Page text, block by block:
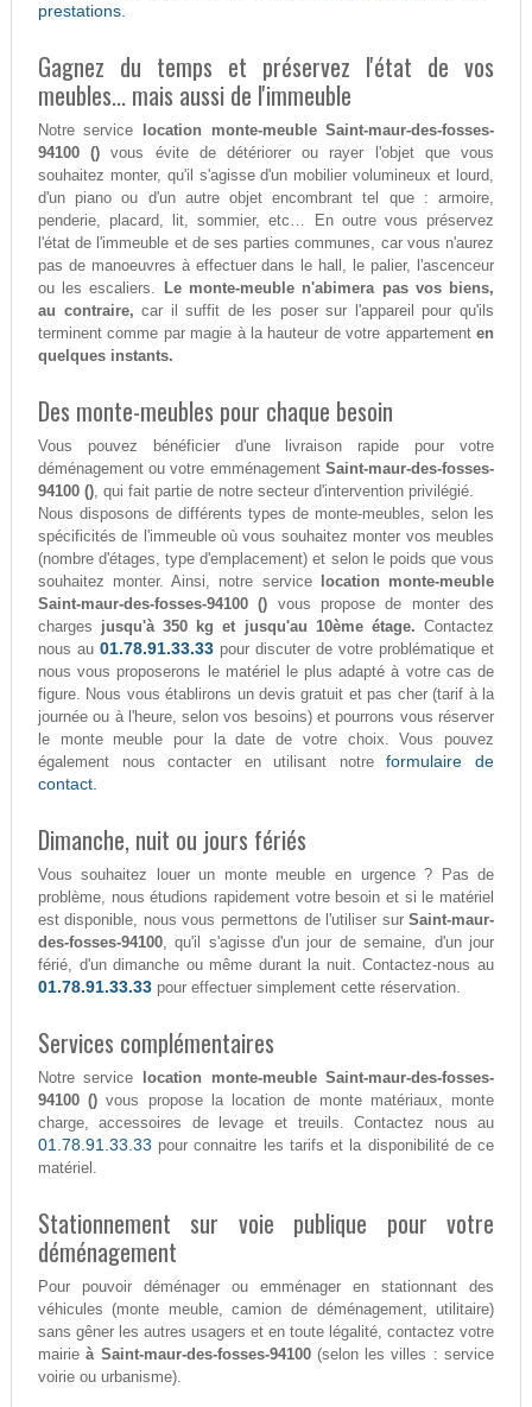
prestations.
Gagnez du temps et préservez l'état de vos
meubles... mais aussi de l'immeuble
Notre service
location monte-meuble Saint-maur-des-fosses-
94100 () vous évite de détériorer ou rayer l'objet que vous
souhaitez monter, qu'il s'agisse d'un mobilier volumineux et lourd,
d'un piano ou d'un autre objet encombrant tel que : armoire,
penderie, placard, lit, sommier, etc… En outre vous préservez
l'état de l'immeuble et de ses parties communes, car vous n'aurez
pas de manoeuvres à effectuer dans le hall, le palier, l'ascenceur
ou les escaliers.
Le monte-meuble n'abimera pas vos biens,
au contraire, car il suffit de les poser sur l'appareil pour qu'ils
terminent comme par magie à la hauteur de votre appartementen
quelques instants.
Des monte-meubles pour chaque besoin
Vous pouvez bénéficier d'une livraison rapide pour votre
déménagement ou votre emménagementSaint-maur-des-fosses-
94100 (), qui fait partie de notre secteur d'intervention privilégié.
Nous disposons de différents types de monte-meubles, selon les
spécificités de l'immeuble où vous souhaitez monter vos meubles
(nombre d'étages, type d'emplacement) et selon le poids que vous
souhaitez monter. Ainsi, notre service
location monte-meuble
Saint-maur-des-fosses-94100 () vous propose de monter des
charges jusqu'à 350 kg et jusqu'au 10ème étage. Contactez
nous au 01.78.91.33.33pour discuter de votre problématique et
nous vous proposerons le matériel le plus adapté à votre cas de
figure. Nous vous établirons un devis gratuit et pas cher (tarif à la
journée ou à l'heure, selon vos besoins) et pourrons vous réserver
le monte meuble pour la date de votre choix. Vous pouvez
également nous contacter en utilisant notreformulaire de
contact.
Dimanche, nuit ou jours fériés
Vous souhaitez louer un monte meuble en urgence ? Pas de
problème, nous étudions rapidement votre besoin et si le matériel
est disponible, nous vous permettons de l'utiliser surSaint-maur-
des-fosses-94100, qu'il s'agisse d'un jour de semaine, d'un jour
férié, d'un dimanche ou même durant la nuit. Contactez-nous au
01.78.91.33.33 pour effectuer simplement cette réservation.
Services complémentaires
Notre service
location monte-meuble Saint-maur-des-fosses-
94100 () vous propose la location de monte matériaux, monte
charge, accessoires de levage et treuils. Contactez nous au
01.78.91.33.33 pour connaitre les tarifs et la disponibilité de ce
matériel.
Stationnement sur voie publique pour votre
déménagement
Pour pouvoir déménager ou emménager en stationnant des
véhicules (monte meuble, camion de déménagement, utilitaire)
sans gêner les autres usagers et en toute légalité, contactez votre
mairieà Saint-maur-des-fosses-94100(selon les villes : service
voirie ou urbanisme).